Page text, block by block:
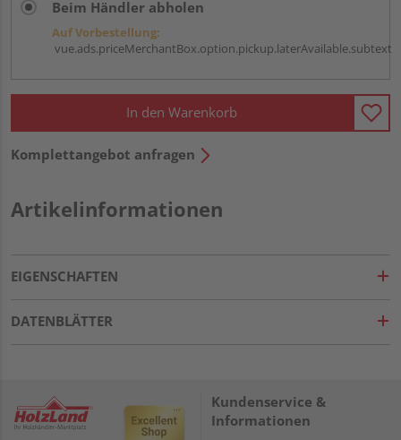
Beim Händler abholen
Auf Vorbestellung:
vue.ads.priceMerchantBox.option.pickup.laterAvailable.subtext
In den Warenkorb
Komplettangebot anfragen
Artikelinformationen
EIGENSCHAFTEN
DATENBLÄTTER
Kundenservice &
Informationen